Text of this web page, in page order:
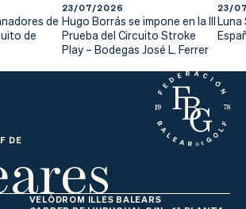
de
de
23/07/2026
Hugo Borrás se impone en la III
Prueba del Circuito Stroke
Play – Bodegas José L. Ferrer
23/
Luna
DE
VELÒDROM ILLES BALEARS